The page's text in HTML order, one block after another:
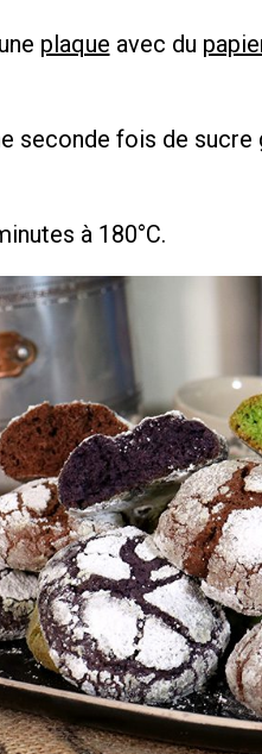
plaque avec du
seconde fois de
à 180°C.